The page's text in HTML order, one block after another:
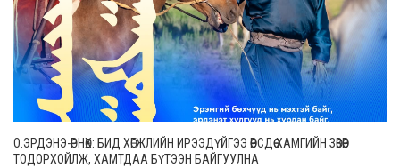
О.ЭРДЭНЭ-ӨРНӨХ: БИД ХӨГЖЛИЙН ИРЭЭДҮЙГЭЭ ӨӨРСДӨӨ ХАМГИЙН ЗӨВӨӨР
ТОДОРХОЙЛЖ, ХАМТДАА БҮТЭЭН БАЙГУУЛНА